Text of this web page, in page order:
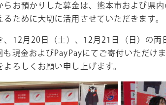
らお預かりした募金は、熊本市および県
るために大切に活用させていただきます。
、12月20日（土）、12月21日（日）の両
も現金およびPayPayにてご寄付いただけ
よろしくお願い申し上げます。